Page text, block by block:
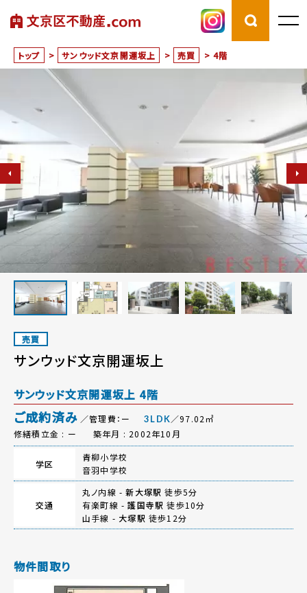
トップ > サンウッド文京開運坂上 > 売買 > 4階
売買
サンウッド文京開運坂上
サンウッド文京開運坂上 4階
ご成約済み ／管理費：ー 3LDK／97.02㎡
修繕積立金 : ー
築年月 : 2002年10月
学区
青柳小学校
音羽中学校
交通
丸ノ内線 -新大塚駅 徒歩5分
有楽町線 -護国寺駅 徒歩10分
山手線 - 大塚駅 徒歩12分
物件間取り